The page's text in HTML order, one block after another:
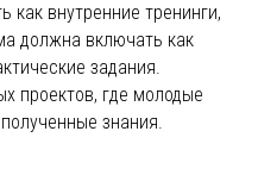
как внутренние тренинги,
должна включать как
задания.
проектов, где молодые
знания.